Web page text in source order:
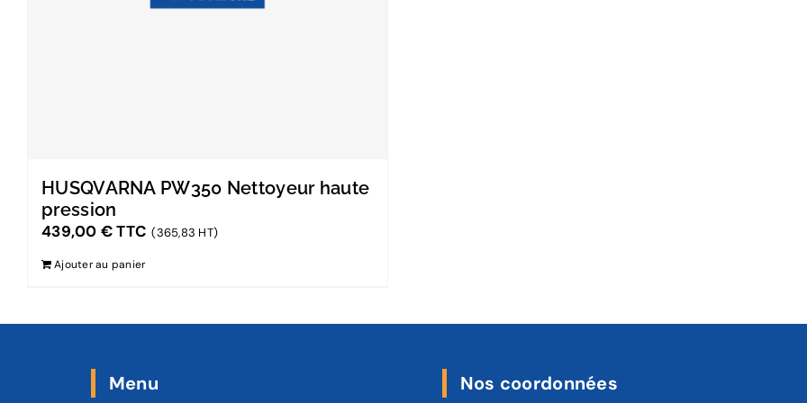
HUSQVARNA PW350 Nettoyeur haute
pression
439,00 €TTC (365,83 HT)
Ajouter au panier
Menu Nos coordonnées